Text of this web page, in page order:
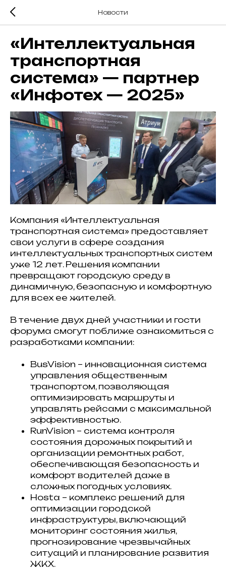
Новости
«Интеллектуальная
транспортная
система» — партнер
«Инфотех — 2025»
Компания «Интеллектуальная
транспортная система» предоставляет
свои услуги в сфере создания
интеллектуальных транспортных систем
уже 12 лет. Решения компании
превращают городскую среду в
динамичную, безопасную и комфортную
для всех ее жителей.
В течение двух дней участники и гости
форума смогут поближе ознакомиться с
разработками компании:
BusVision – инновационная система
управления общественным
транспортом, позволяющая
оптимизировать маршруты и
управлять рейсами с максимальной
эффективностью.
RunVision – система контроля
состояния дорожных покрытий и
организации ремонтных работ,
обеспечивающая безопасность и
комфорт водителей даже в
сложных погодных условиях.
Hosta – комплекс решений для
оптимизации городской
инфраструктуры, включающий
мониторинг состояния жилья,
прогнозирование чрезвычайных
ситуаций и планирование развития
ЖКХ.